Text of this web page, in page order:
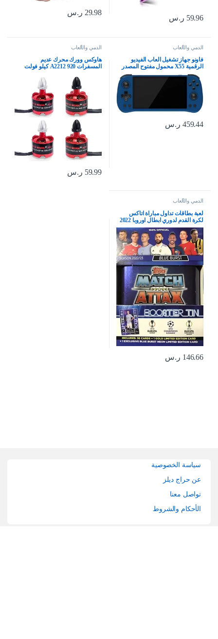
59.96 ر.س
29.98 ر.س
الدمي والألعاب
فاونو جهاز تشغيل العاب الفيديو
الرقمية X55 محمول مفتوح المصدر
بشاشة IPS HD مقاس 5.5 انش
متوافق مع تلفزيون HD، يدعم بلوتوث
ووحدة تحكم لاسلكية وسلكية 2.4
جيجا
459.44 ر.س
الدمي والألعاب
هاوكس وورك محرك عديم
المسفرات A2212 920 كيلو فولت
F450 F550 X525 ذاتية الصنع
59.99 ر.س
الدمي والألعاب
لعبة بطاقات تداول مباراة اتاكس
لكرة القدم لدوري ابطال اوروبا 2022
2023 توبس UEFA دوري ابطال اوروبا
2022 2023، علبة صغيرة محكمة الغلق
مع بطاقات ذهبية اضافية وحشوة نيون
حصرية (نسخة بيرست ازرق)
146.66 ر.س
سياسة الخصوصية
عن حراج ديلز
تواصل معنا
الأحكام والشروط